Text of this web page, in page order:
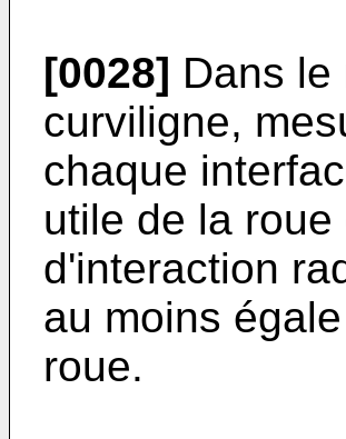
[0028] Dans le
curviligne,
chaque
utile de la
d'interaction
au moins
roue.